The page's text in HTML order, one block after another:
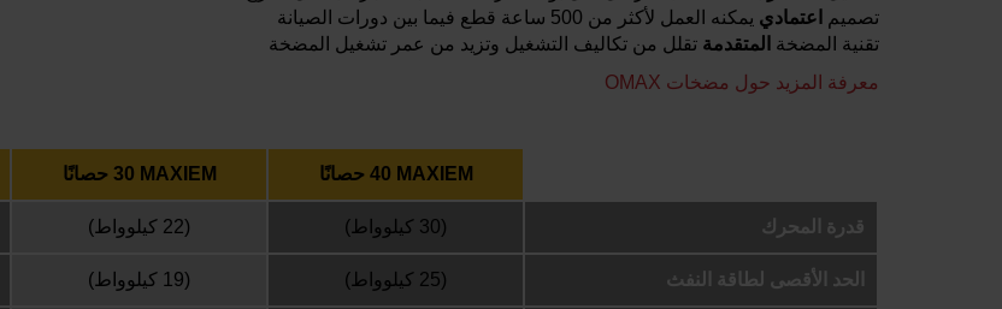
تصميم
اعتمادي يمكنه العمل لأكثر من 500 ساعة قطع فيما بين دورات الصيانة
تقنية المضخة المتقدمة تقلل من تكاليف التشغيل وتزيد من عمر تشغيل المضخة
معرفة المزيد حول مضخات OMAX
MAXIEM ‏40 حصانًا MAXIEM ‏30 حصانًا
قدرة المحرك (30 كيلوواط) (22 كيلوواط)
الحد الأقصى لطاقة النفث (25 كيلوواط) (19 كيلوواط)